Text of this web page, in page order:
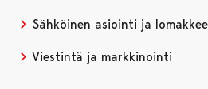
Sähköinen asiointi ja
Viestintä ja markkinointi